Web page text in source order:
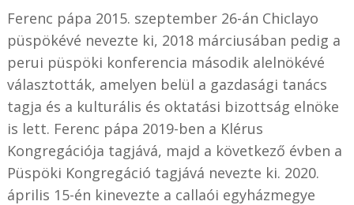
Ferenc pápa 2015. szeptember 26-án Chiclayo
püspökévé nevezte ki, 2018 márciusában pedig a
perui püspöki konferencia második alelnökévé
választották, amelyen belül a gazdasági tanács
tagja és a kulturális és oktatási bizottság elnöke
is lett. Ferenc pápa 2019-ben a Klérus
Kongregációja tagjává, majd a következő évben a
Püspöki Kongregáció tagjává nevezte ki. 2020.
április 15-én kinevezte a callaói egyházmegye